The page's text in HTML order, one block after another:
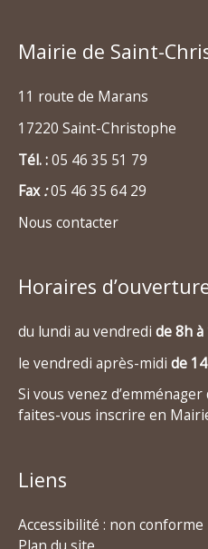
Mairie de Saint-
11 route de Marans
17220 Saint-Christophe
Tél. :05 46 35 51 79
Fax:05 46 35 64 29
Nous contacter
Horaires
du lundi au vendredi de 8h à
le vendredi après-midi de
Si vous venez
faites-vous inscrire en
Liens
Accessibilité : non conforme
Plan du site